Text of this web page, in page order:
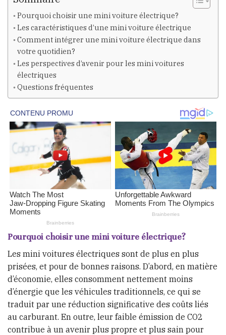
Pourquoi choisir une mini voiture électrique?
Les caractéristiques d’une mini voiture électrique
Comment intégrer une mini voiture électrique dans
votre quotidien?
Les perspectives d’avenir pour les mini voitures
électriques
Questions fréquentes
Pourquoi choisir une mini voiture électrique?
Les mini voitures électriques sont de plus en plus
prisées, et pour de bonnes raisons. D’abord, en matière
d’économie, elles consomment nettement moins
d’énergie que les véhicules traditionnels, ce qui se
traduit par une réduction significative des coûts liés
au carburant. En outre, leur faible émission de CO2
contribue à un avenir plus propre et plus sain pour